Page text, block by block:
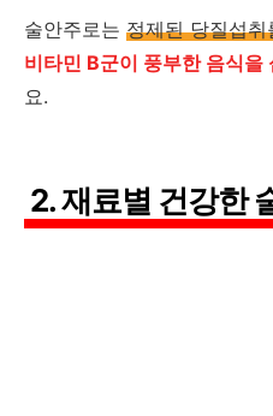
술안주로는 정제된 당질섭
비타민 B군이 풍부한 음식을
요.
2. 재료별 건강한